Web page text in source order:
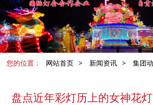
您的位置： 网站首页 > 新闻资讯 > 集团
盘点近年彩灯历上的女神花